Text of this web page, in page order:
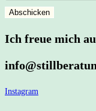
Abschicken
Ich freue mich
Instagram